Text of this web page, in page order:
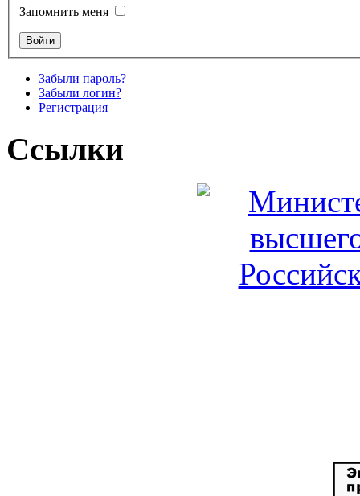
Запомнить меня
Забыли пароль?
Забыли логин?
Регистрация
Ссылки